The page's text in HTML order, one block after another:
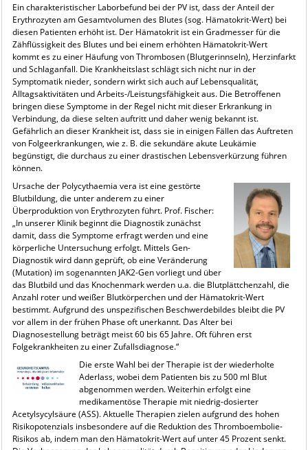
Ein charakteristischer Laborbefund bei der PV ist, dass der Anteil der
Erythrozyten am Gesamtvolumen des Blutes (sog. Hämatokrit-Wert) bei
diesen Patienten erhöht ist. Der Hämatokrit ist ein Gradmesser für die
Zähflüssigkeit des Blutes und bei einem erhöhten Hämatokrit-Wert
kommt es zu einer Häufung von Thrombosen (Blutgerinnseln), Herzinfarkt
und Schlaganfall. Die Krankheitslast schlägt sich nicht nur in der
Symptomatik nieder, sondern wirkt sich auch auf Lebensqualität,
Alltagsaktivitäten und Arbeits-/Leistungsfähigkeit aus. Die Betroffenen
bringen diese Symptome in der Regel nicht mit dieser Erkrankung in
Verbindung, da diese selten auftritt und daher wenig bekannt ist.
Gefährlich an dieser Krankheit ist, dass sie in einigen Fällen das Auftreten
von Folgeerkrankungen, wie z. B. die sekundäre akute Leukämie
begünstigt, die durchaus zu einer drastischen Lebensverkürzung führen
können.
Ursache der Polycythaemia vera ist eine gestörte
Blutbildung, die unter anderem zu einer
Überproduktion von Erythrozyten führt. Prof. Fischer:
„In unserer Klinik beginnt die Diagnostik zunächst
damit, dass die Symptome erfragt werden und eine
körperliche Untersuchung erfolgt. Mittels Gen-
Diagnostik wird dann geprüft, ob eine Veränderung
(Mutation) im sogenannten JAK2-Gen vorliegt und über
das Blutbild und das Knochenmark werden u.a. die Blutplättchenzahl, die
Anzahl roter und weißer Blutkörperchen und der Hämatokrit-Wert
bestimmt. Aufgrund des unspezifischen Beschwerdebildes bleibt die PV
vor allem in der frühen Phase oft unerkannt. Das Alter bei
Diagnosestellung beträgt meist 60 bis 65 Jahre. Oft führen erst
Folgekrankheiten zu einer Zufallsdiagnose.“
Die erste Wahl bei der Therapie ist der wiederholte
Aderlass, wobei dem Patienten bis zu 500 ml Blut
abgenommen werden. Weiterhin erfolgt eine
medikamentöse Therapie mit niedrig-dosierter
Acetylsycylsäure (ASS). Aktuelle Therapien zielen aufgrund des hohen
Risikopotenzials insbesondere auf die Reduktion des Thromboembolie-
Risikos ab, indem man den Hämatokrit-Wert auf unter 45 Prozent senkt.